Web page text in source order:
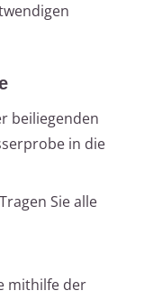
beiliegenden
in die
Sie alle
mithilfe der